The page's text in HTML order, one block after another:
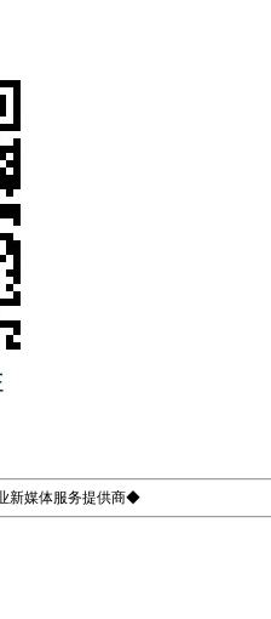
新媒体服务提供商◆